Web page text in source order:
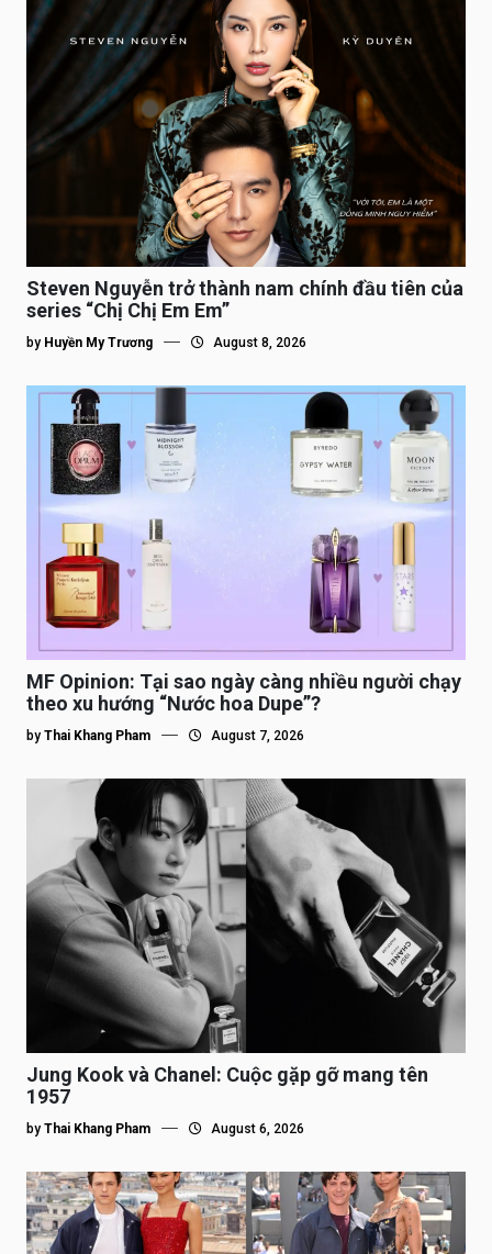
Steven Nguyễn trở thành nam chính đầu tiên của
series “Chị Chị Em Em”
by Huyền My Trương August 8, 2026
MF Opinion: Tại sao ngày càng nhiều người chạy
theo xu hướng “Nước hoa Dupe”?
by Thai Khang Pham August 7, 2026
Jung Kook và Chanel: Cuộc gặp gỡ mang tên
1957
by Thai Khang Pham August 6, 2026